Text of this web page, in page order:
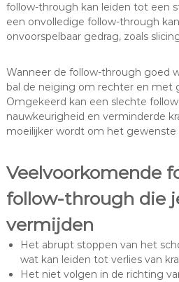
follow-through kan leiden tot een
een onvolledige follow-through
onvoorspelbaar gedrag, zoals
Wanneer de follow-through goed
bal de neiging om rechter en met
Omgekeerd kan een slechte
nauwkeurigheid en verminderde
moeilijker wordt om het gewenste
Veelvoorkomende
follow-through die
vermijden
Het abrupt stoppen van het
wat kan leiden tot verlies van
Het niet volgen in de richting